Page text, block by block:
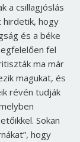
a csillagjóslás
hirdetik, hogy
és a béke
fel
ma már
magukat, és
révén tudják
Sokan
hogy